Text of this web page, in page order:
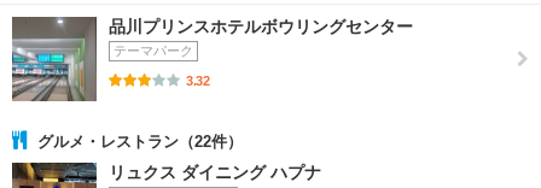
品川プリンスホテルボウリングセンター
テーマパーク
3.32
グルメ・レストラン（22件）
リュクス ダイニング ハプナ